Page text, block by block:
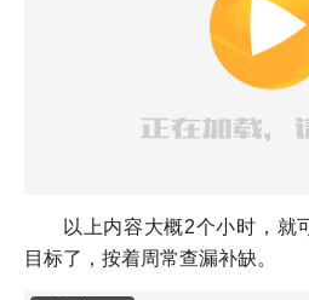
以上内容大概2个小时，就
目标了，按着周常查漏补缺。